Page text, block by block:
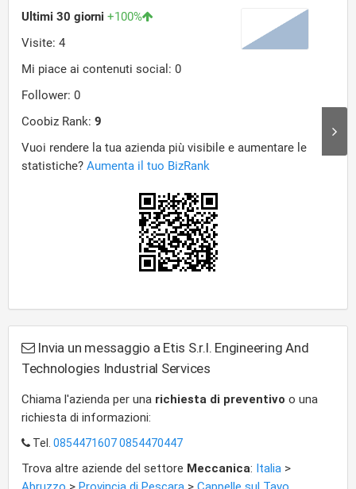
Invia un messaggio a Etis S.r.l. Engineering And
Technologies Industrial Services
Chiama l'azienda per una richiesta di preventivo o una
richiesta di informazioni:
Tel. 0854471607 0854470447
Trova altre aziende del settore Meccanica: Italia >